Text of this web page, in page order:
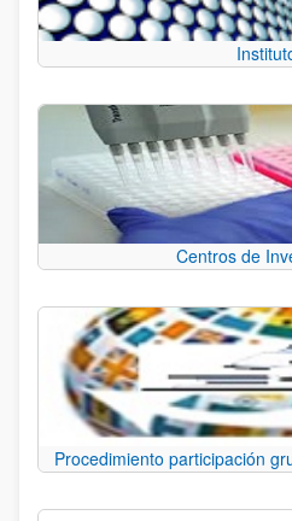
Centros de
Procedimiento participación